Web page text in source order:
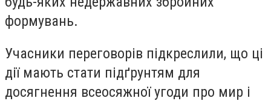
формувань.
Учасники переговорів підкреслили, що ці
дії мають стати підґрунтям для
досягнення всеосяжної угоди про мир і